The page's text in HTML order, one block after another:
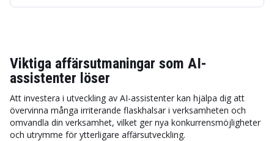
Viktiga affärsutmaningar som AI-
assistenter löser
Att investera i utveckling av AI-assistenter kan hjälpa dig att
övervinna många irriterande flaskhalsar i verksamheten och
omvandla din verksamhet, vilket ger nya konkurrensmöjligheter
och utrymme för ytterligare affärsutveckling.